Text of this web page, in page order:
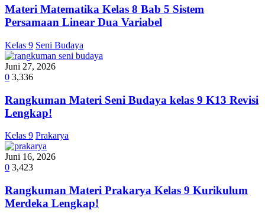
Materi Matematika Kelas 8 Bab 5 Sistem
Persamaan Linear Dua Variabel
Kelas 9 Seni Budaya
Juni 27, 2026
0 3,336
Rangkuman Materi Seni Budaya kelas 9 K13 Revisi
Lengkap!
Kelas 9 Prakarya
Juni 16, 2026
0 3,423
Rangkuman Materi Prakarya Kelas 9 Kurikulum
Merdeka Lengkap!